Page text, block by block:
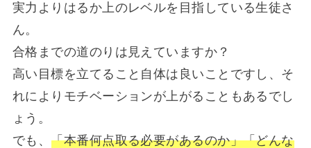
実力よりはるか上のレベルを目指している生徒さ
ん。
合格までの道のりは見えていますか？
高い目標を立てること自体は良いことですし、そ
れによりモチベーションが上がることもあるでし
ょう。
でも、 「本番何点取る必要があるのか」「どんな